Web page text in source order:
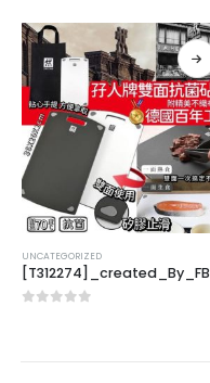
UNCATEGORIZED
[T312274]_created_By_FB